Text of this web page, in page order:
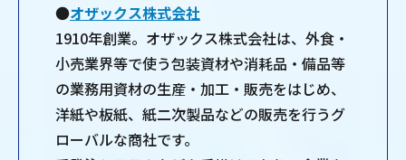
●オザックス株式会社
1910年創業。オザックス株式会社は、外食・
小売業界等で使う包装資材や消耗品・備品等
の業務用資材の生産・加工・販売をはじめ、
洋紙や板紙、紙二次製品などの販売を行うグ
ローバルな商社です。